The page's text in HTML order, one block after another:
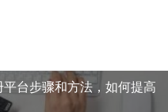
台步骤和方法，如何提高